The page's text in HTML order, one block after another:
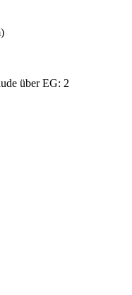
über EG: 2